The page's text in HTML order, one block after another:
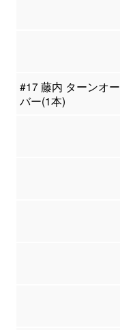
#17 藤内 ターンオー
バー(1本)